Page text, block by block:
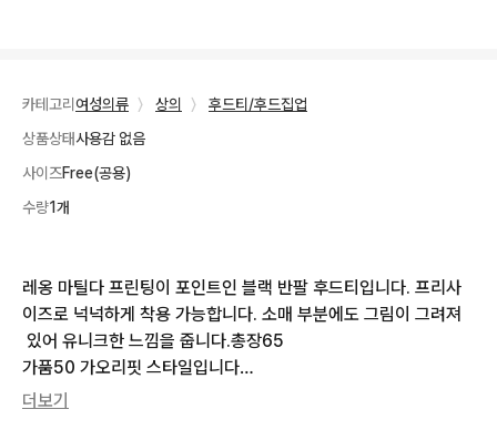
카테고리 여성의류 〉 상의 〉
후드티/후드집업
상품상태사용감 없음
사이즈Free(공용)
수량1개
레옹 마틸다 프린팅이 포인트인 블랙 반팔 후드티입니다. 프리사
이즈로 넉넉하게 착용 가능합니다. 소매 부분에도 그림이 그려져
있어 유니크한 느낌을 줍니다.총장65
가품50 가오리핏 스타일입니다
문의 없으시면 바로 안전결제해주시면 됩니다!235
더보기